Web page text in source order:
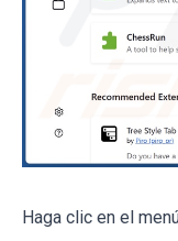
Haga clic en el